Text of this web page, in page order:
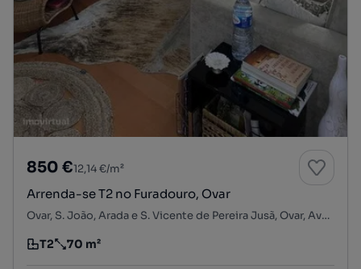
850 €12,14 €/m²
Arrenda-se T2 no Furadouro, Ovar
Ovar, S. João, Arada e S. Vicente de Pereira Jusã, Ovar, Aveiro
Tipologia
T2
Preço por metro quadrado
70 m²